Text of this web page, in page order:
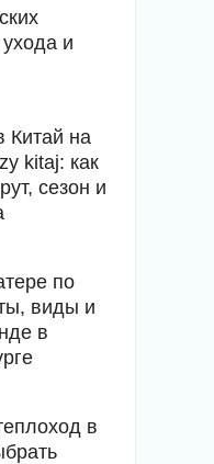
и
Китай на
kitaj: как
сезон и
по
виды и
в
в